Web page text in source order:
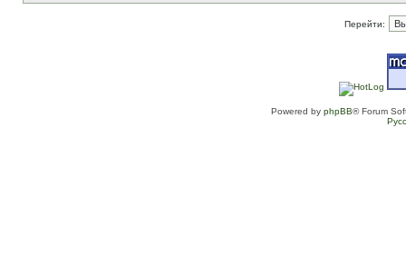
Перейти:
Powered by phpBB® Forum